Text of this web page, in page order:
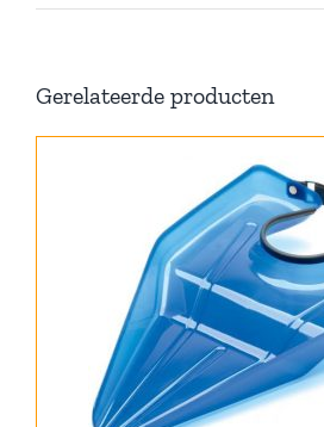
Gerelateerde producten